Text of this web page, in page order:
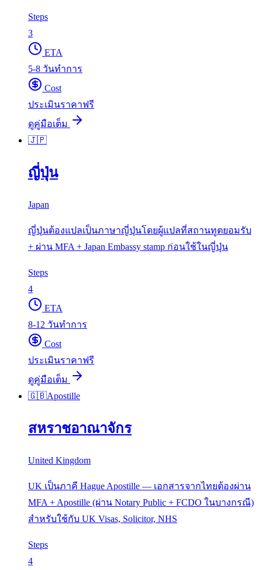
Steps
3
ETA
5-8 วันทำการ
Cost
ประเมินราคาฟรี
ดูคู่มือเต็ม
🇯🇵
ญี่ปุ่น
Japan
ญี่ปุ่นต้องแปลเป็นภาษาญี่ปุ่นโดยผู้แปลที่สถานทูตยอมรับ
+ ผ่าน MFA + Japan Embassy stamp ก่อนใช้ในญี่ปุ่น
Steps
4
ETA
8-12 วันทำการ
Cost
ประเมินราคาฟรี
ดูคู่มือเต็ม
🇬🇧Apostille
สหราชอาณาจักร
United Kingdom
UK เป็นภาคี Hague Apostille — เอกสารจากไทยต้องผ่าน
MFA + Apostille (ผ่าน Notary Public + FCDO ในบางกรณี)
สำหรับใช้กับ UK Visas, Solicitor, NHS
Steps
4